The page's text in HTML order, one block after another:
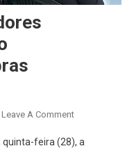
Leave A CommentOn
Forma
quinta-feira (28), a